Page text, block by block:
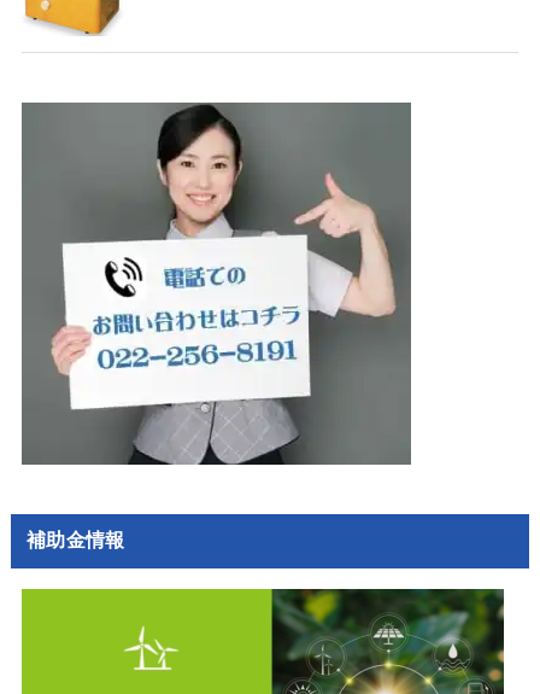
補助金情報